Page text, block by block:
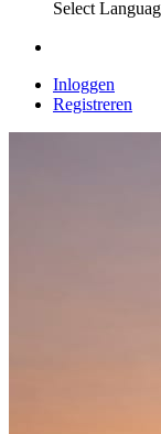
Select
Inloggen
Registreren